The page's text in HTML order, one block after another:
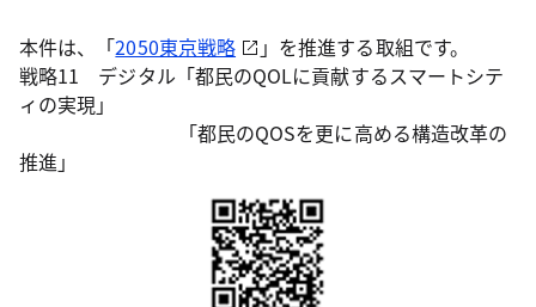
本件は、「2050東京戦略
」を推進する取組です。
戦略11 デジタル「都民のQOLに貢献するスマートシテ
ィの実現」
「都民のQOSを更に高める構造改革の
推進」